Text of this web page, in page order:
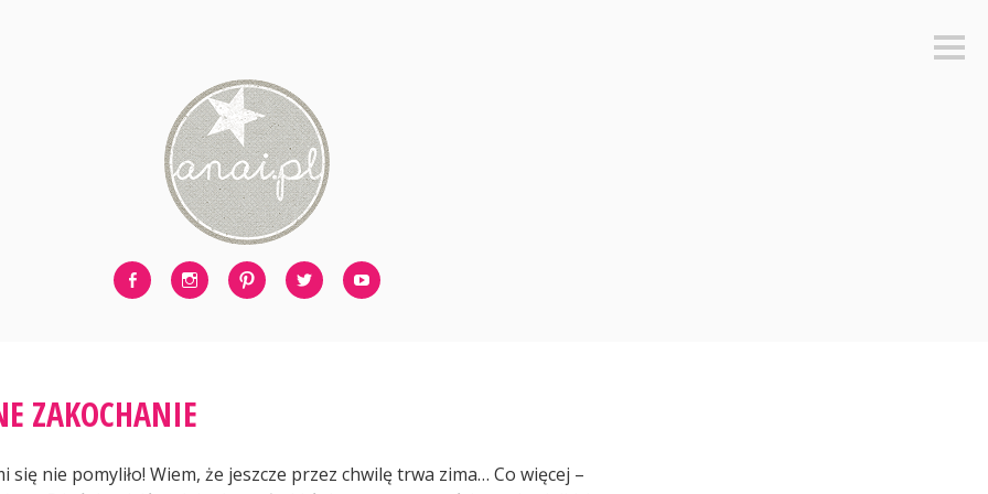
ZAKOCHANIE
się nie pomyliło! Wiem, że jeszcze przez chwilę trwa zima… Co więcej –